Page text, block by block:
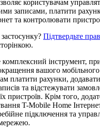
користувачам
записами, платити
та контролювати
Підтвердьте
інструмент,
вашого
платити рахунки,
та відстежувати
пристроїв. Крім того,
T-Mobile Home
підключення та